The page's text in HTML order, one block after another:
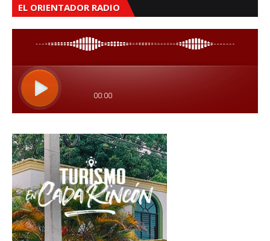
EL ORIENTADOR RADIO